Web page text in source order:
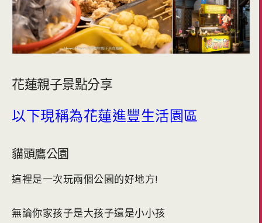
花蓮親子景點分享
以下現稱為花蓮進豐生活園區
貓頭鷹公園
這裡是一次玩兩個公園的好地方!
無論你家孩子是大孩子還是小小孩